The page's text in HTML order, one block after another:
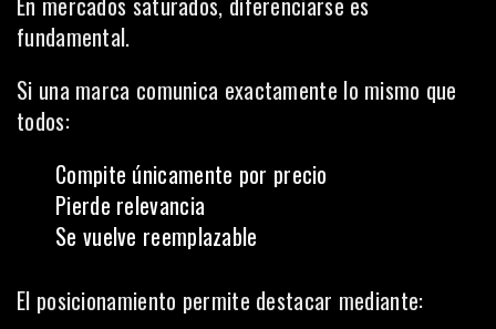
fundamental.
Si una marca comunica exactamente lo mismo que
todos:
Compite únicamente por precio
Pierde relevancia
Se vuelve reemplazable
El posicionamiento permite destacar mediante: